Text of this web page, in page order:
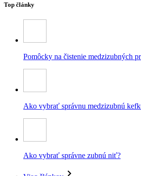
Top články
Pomôcky na čistenie medzizubných
Ako vybrať správnu medzizubnú
Ako vybrať správne zubnú niť?